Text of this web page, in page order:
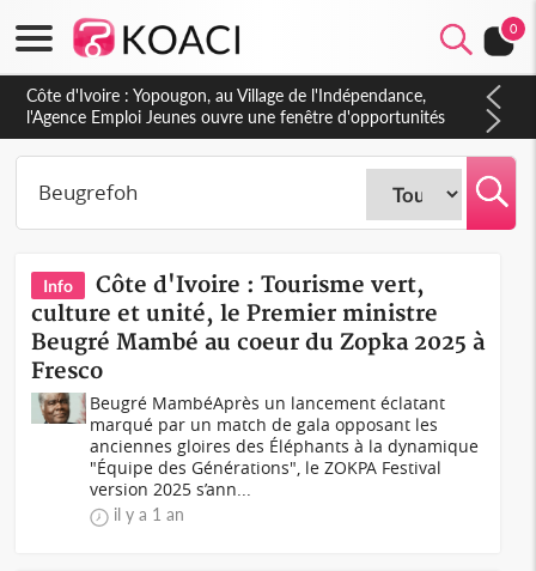
0
Côte d'Ivoire : Yopougon, au Village de l'Indépendance,
l'Agence Emploi Jeunes ouvre une fenêtre d'opportunités
pour la jeunesse ivoirienne
Info
Côte d'Ivoire : Tourisme vert,
culture et unité, le Premier ministre
Beugré Mambé au coeur du Zopka 2025 à
Fresco
Beugré MambéAprès un lancement éclatant
marqué par un match de gala opposant les
anciennes gloires des Éléphants à la dynamique
"Équipe des Générations", le ZOKPA Festival
version 2025 s’ann...
il y a 1 an